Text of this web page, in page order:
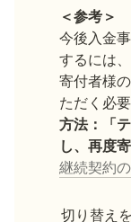
＜参考＞
今後入金
するには
寄付者様
方法：「
切り替え